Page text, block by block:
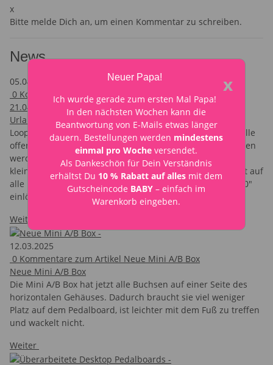
x
Bitte melde Dich an, um einen Kommentar zu schreiben.
News
05.04.2026
0 Kommentare zum Artikel Urlaub vom 07.04.2026 -
21.04.2026
Urlaub vom 07.04.2026 - 21.04.2026
Looperwerk ist vom 7. April bis zum 21. April im Urlaub. Alle
offenen Bestellungen wurden versendet, neue Bestellungen
werden schnellstmöglich nach dem Urlaub versendet. Als
kleine Entschädigung für die Wartezeit gibt es 10% Rabatt auf
alle Bestellungen – einfach im Warenkorb den Coupon "10"
einlösen.
Weiter
12.03.2025
0 Kommentare zum Artikel Neue Mini A/B Box
Neue Mini A/B Box
Die Mini A/B Box hat jetzt alle Buchsen auf einer Seite des
horizontalen Gehäuses. Dadurch braucht sie viel weniger
Platz auf dem Pedalboard, ist leichter mit dem Fuß zu treffen
und wackelt nicht.
Weiter
x
Neuer Papa!
Ich wurde gerade zum ersten Mal Papa!
In den nächsten Wochen kann die
Beantwortung von E-Mails etwas länger
dauern. Bestellungen werden mindestens
einmal pro Woche versendet.
Als Dankeschön für Dein Verständnis
erhältst Du 10 % Rabatt auf alles mit dem
Gutscheincode BABY – einfach im
Warenkorb eingeben.